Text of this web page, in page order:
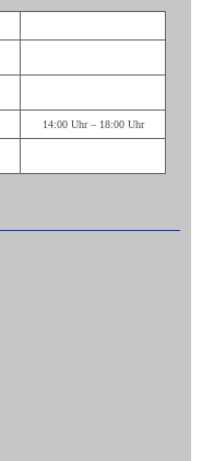
14:00 Uhr – 18:00 Uhr